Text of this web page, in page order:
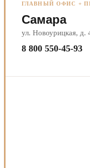
ГЛАВНЫЙ ОФИС +
Самара
ул. Новоурицкая, д.
8 800 550-45-93